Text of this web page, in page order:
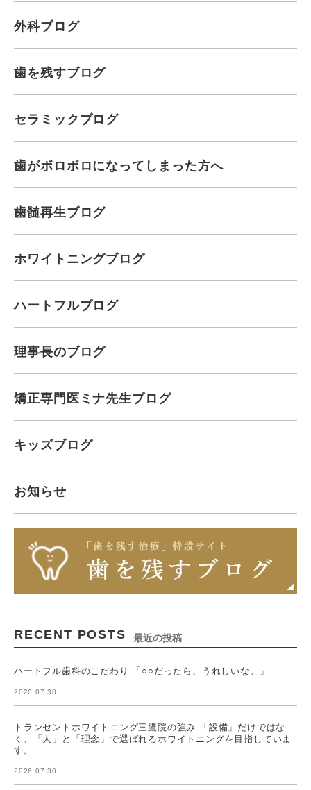
外科ブログ
歯を残すブログ
セラミックブログ
歯がボロボロになってしまった方へ
歯髄再生ブログ
ホワイトニングブログ
ハートフルブログ
理事長のブログ
矯正専門医ミナ先生ブログ
キッズブログ
お知らせ
RECENT POSTS 最近の投稿
ハートフル歯科のこだわり 「○○だったら、うれしいな。」
2026.07.30
トランセントホワイトニング三鷹院の強み 「設備」だけではな
く、「人」と「理念」で選ばれるホワイトニングを目指していま
す。
2026.07.30